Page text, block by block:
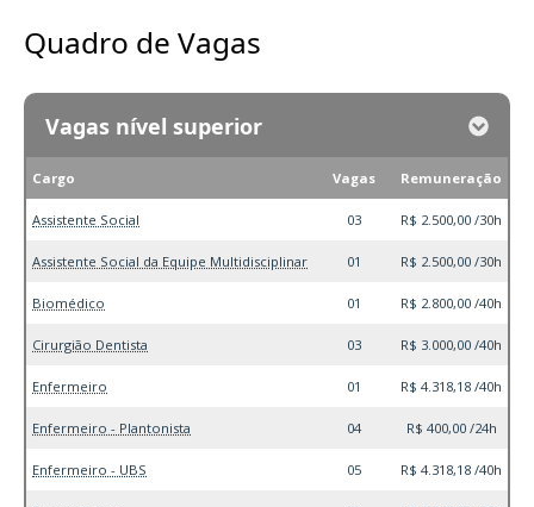
Quadro de Vagas
Vagas nível superior
Cargo Vagas Remuneração
Assistente Social 03 R$ 2.500,00 /30h
Assistente Social da Equipe Multidisciplinar 01 R$ 2.500,00 /30h
Biomédico 01 R$ 2.800,00 /40h
Cirurgião Dentista 03 R$ 3.000,00 /40h
Enfermeiro 01 R$ 4.318,18 /40h
Enfermeiro - Plantonista 04 R$ 400,00 /24h
Enfermeiro - UBS 05 R$ 4.318,18 /40h